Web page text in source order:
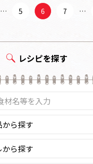
… 5 6 7 …
レシピを探す